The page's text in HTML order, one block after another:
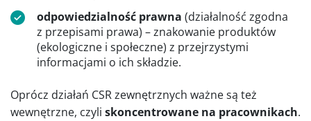
odpowiedzialność prawna (działalność zgodna
z przepisami prawa) – znakowanie produktów
(ekologiczne i społeczne) z przejrzystymi
informacjami o ich składzie.
Oprócz działań CSR zewnętrznych ważne są też
wewnętrzne, czyli skoncentrowane na pracownikach.